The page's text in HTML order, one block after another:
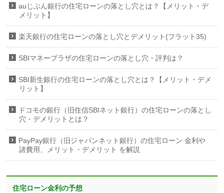
auじぶん銀行の住宅ローンの落とし穴とは？【メリット・デ
メリット】
楽天銀行の住宅ローンの落とし穴とデメリット(フラット35)
SBIマネープラザの住宅ローンの落とし穴・評判は？
SBI新生銀行の住宅ローンの落とし穴とは？【メリット・デメ
リット】
ドコモの銀行（旧住信SBIネット銀行）の住宅ローンの落とし
穴・デメリットとは？
PayPay銀行（旧ジャパンネット銀行）の住宅ローン 金利や
諸費用、メリット・デメリット を解説
住宅ローン金利の予想